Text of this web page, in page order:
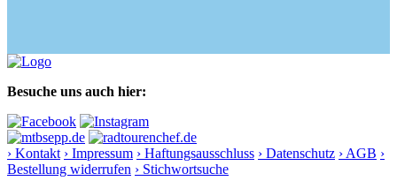
Besuche uns auch hier:
› Kontakt › Impressum › Haftungsausschluss › Datenschutz › AGB ›
Bestellung widerrufen › Stichwortsuche